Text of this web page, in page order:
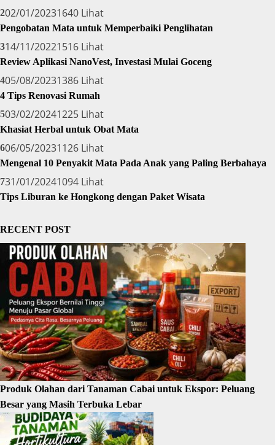
202/01/20231640 Lihat
Pengobatan Mata untuk Memperbaiki Penglihatan
314/11/20221516 Lihat
Review Aplikasi NanoVest, Investasi Mulai Goceng
405/08/20231386 Lihat
4 Tips Renovasi Rumah
503/02/20241225 Lihat
Khasiat Herbal untuk Obat Mata
606/05/20231126 Lihat
Mengenal 10 Penyakit Mata Pada Anak yang Paling Berbahaya
731/01/20241094 Lihat
Tips Liburan ke Hongkong dengan Paket Wisata
RECENT POST
Produk Olahan dari Tanaman Cabai untuk Ekspor: Peluang
Besar yang Masih Terbuka Lebar